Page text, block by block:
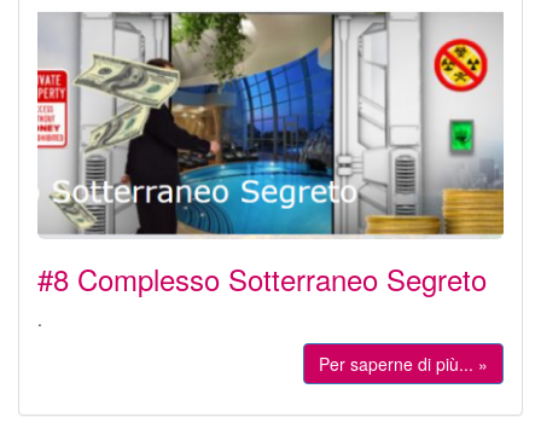
#8 Complesso Sotterraneo Segreto
.
Per saperne di più... »